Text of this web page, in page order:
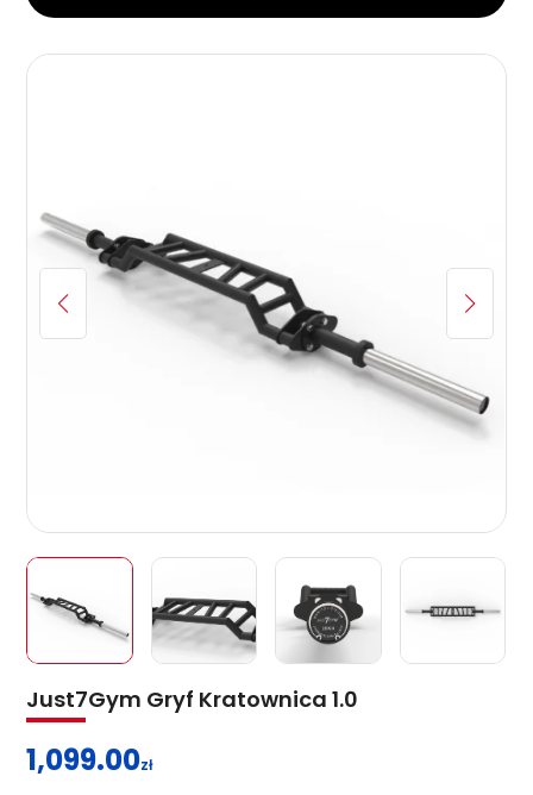
Just7Gym Gryf Kratownica 1.0
1,099.00zł